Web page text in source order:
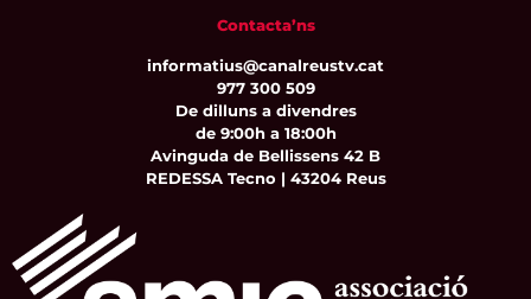
Contacta’ns
informatius@canalreustv.cat
977 300 509
De dilluns a divendres
de 9:00h a 18:00h
Avinguda de Bellissens 42 B
REDESSA Tecno | 43204 Reus